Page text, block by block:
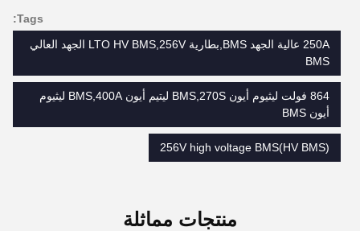
Tags:
250A عالية الجهد BMS,بطارية LTO HV BMS,256V الجهد العالي
BMS
864 فولت ليثيوم أيون BMS,270S ليتيم أيون BMS,400A ليثيوم
أيون BMS
256V high voltage BMS(HV BMS)
منتجات مماثلة